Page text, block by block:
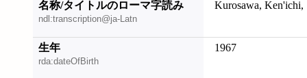
名称/タイトルのローマ字読み
ndl:transcription@ja-Latn
Kurosawa, Ken'ichi,
生年
rda:dateOfBirth
1967